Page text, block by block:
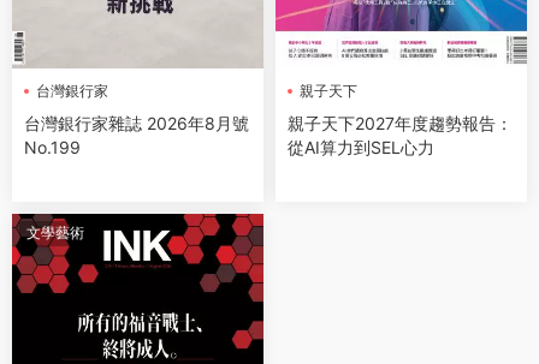
台灣銀行家
台灣銀行家雜誌 2026年8月號
No.199
親子天下
親子天下2027年度趨勢報告：
從AI算力到SEL心力
文學藝術